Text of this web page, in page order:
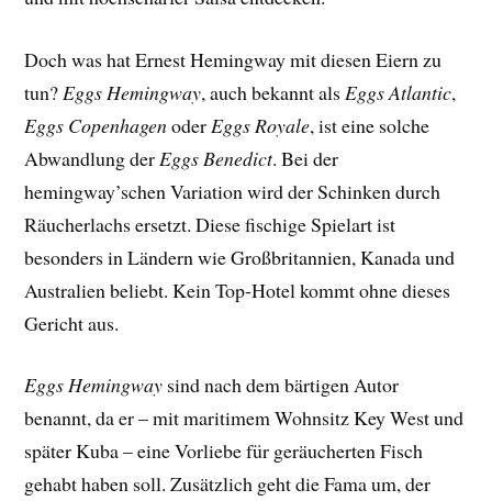
Doch was hat Ernest Hemingway mit diesen Eiern zu
tun? Eggs Hemingway, auch bekannt als Eggs Atlantic,
Eggs Copenhagenoder Eggs Royale, ist eine solche
Abwandlung der Eggs Benedict. Bei der
hemingway’schen Variation wird der Schinken durch
Räucherlachs ersetzt. Diese fischige Spielart ist
besonders in Ländern wie Großbritannien, Kanada und
Australien beliebt. Kein Top-Hotel kommt ohne dieses
Gericht aus.
Eggs Hemingway sind nach dem bärtigen Autor
benannt, da er – mit maritimem Wohnsitz Key West und
später Kuba – eine Vorliebe für geräucherten Fisch
gehabt haben soll. Zusätzlich geht die Fama um, der